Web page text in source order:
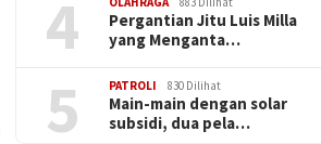
4
Pergantian Jitu Luis Milla
yang Menganta…
5 PATROLI 830 Dilihat
Main-main dengan solar
subsidi, dua pela…